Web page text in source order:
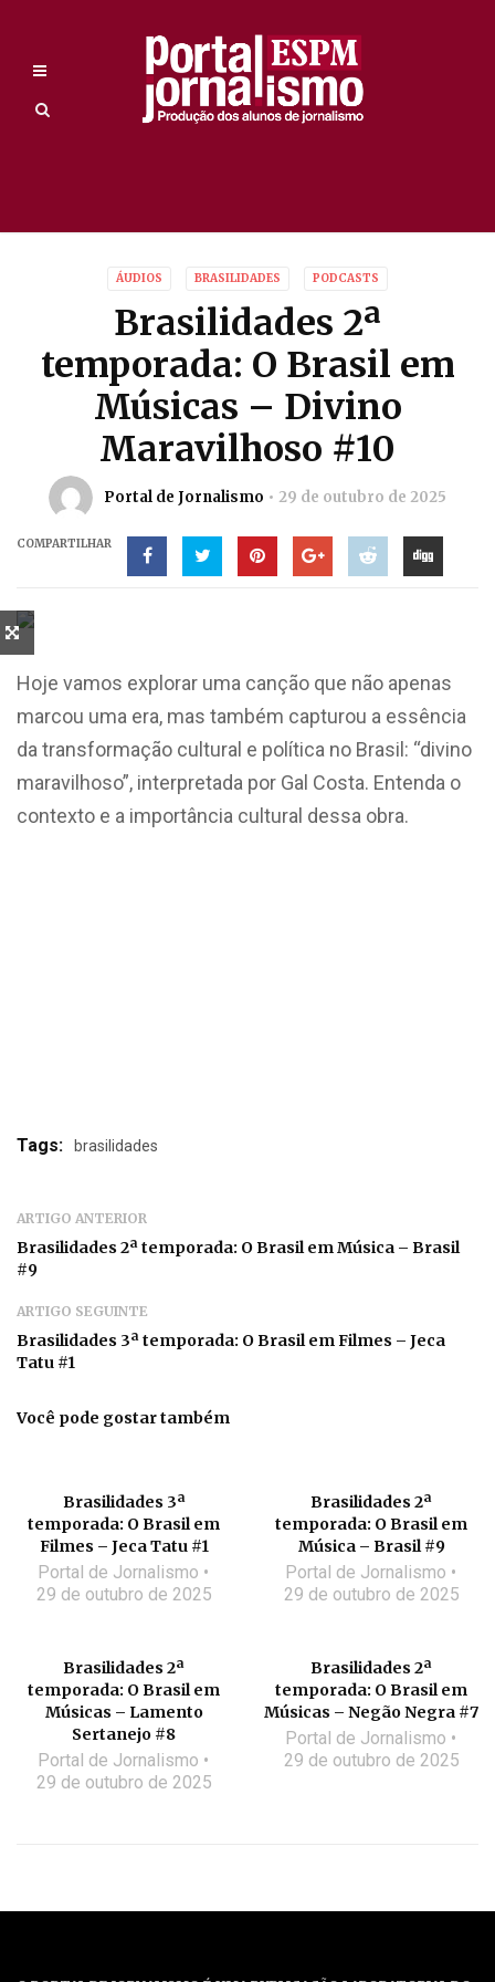
ÁUDIOS BRASILIDADES PODCASTS
Brasilidades 2ª
temporada: O Brasil em
Músicas – Divino
Maravilhoso #10
Portal de Jornalismo 29 de outubro de 2025
COMPARTILHAR
Hoje vamos explorar uma canção que não apenas
marcou uma era, mas também capturou a essência
da transformação cultural e política no Brasil: “divino
maravilhoso”, interpretada por Gal Costa. Entenda o
contexto e a importância cultural dessa obra.
Tags: brasilidades
ARTIGO ANTERIOR
Brasilidades 2ª temporada: O Brasil em Música – Brasil
#9
ARTIGO SEGUINTE
Brasilidades 3ª temporada: O Brasil em Filmes – Jeca
Tatu #1
Você pode gostar também
Brasilidades 3ª
temporada: O Brasil em
Filmes – Jeca Tatu #1
Portal de Jornalismo
29 de outubro de 2025
Brasilidades 2ª
temporada: O Brasil em
Música – Brasil #9
Portal de Jornalismo
29 de outubro de 2025
Brasilidades 2ª
temporada: O Brasil em
Músicas – Lamento
Sertanejo #8
Portal de Jornalismo
29 de outubro de 2025
Brasilidades 2ª
temporada: O Brasil em
Músicas – Negão Negra #7
Portal de Jornalismo
29 de outubro de 2025